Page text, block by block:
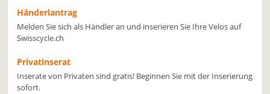
Händerlantrag
Melden Sie sich als Händler an und inserieren Sie Ihre Velos auf
Swisscycle.ch
Privatinserat
Inserate von Privaten sind gratis! Beginnen Sie mit der Inserierung
sofort.